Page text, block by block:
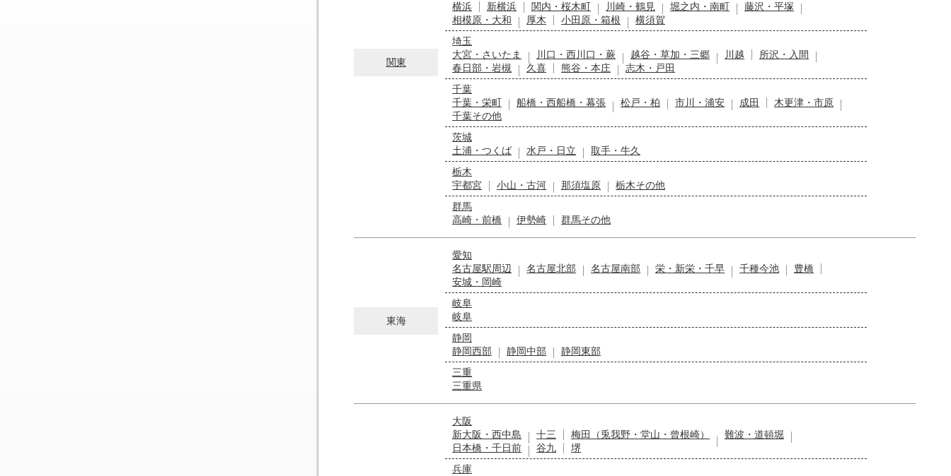
関東
横浜
新横浜 関内・桜木町 川崎・鶴見 堀之内・南町
藤沢・平塚
相模原・大和
厚木 小田原・箱根
横須賀
埼玉
大宮・さいたま
川口・西川口・蕨 越谷・草加・三郷 川越
所沢・入間
春日部・岩槻
久喜 熊谷・本庄
志木・戸田
千葉
千葉・栄町
船橋・西船橋・幕張 松戸・柏 市川・浦安 成田
木更津・市原
千葉その他
茨城
土浦・つくば
水戸・日立
取手・牛久
栃木
宇都宮
小山・古河 那須塩原
栃木その他
群馬
高崎・前橋
伊勢崎 群馬その他
東海
愛知
名古屋駅周辺
名古屋北部 名古屋南部 栄・新栄・千早 千種今池
豊橋
安城・岡崎
岐阜
岐阜
静岡
静岡西部
静岡中部
静岡東部
三重
三重県
大阪
新大阪・西中島
十三 梅田（兎我野・堂山・曾根崎）
難波・道頓堀
日本橋・千日前
谷九
堺
兵庫